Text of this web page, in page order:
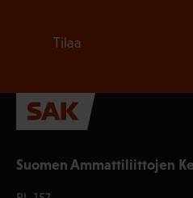
Suomen Ammattiliittojen
Tilaa